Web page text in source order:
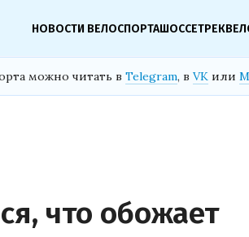
НОВОСТИ ВЕЛОСПОРТАШОССЕТРЕК
можно читать в Telegram, в VK или
что обожает